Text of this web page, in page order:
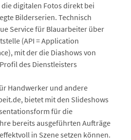
digitalen Fotos direkt bei
Bilderserien. Technisch
Service für Blauarbeiter über
(API = Application
mit der die Diashows von
des Dienstleisters
Handwerker und andere
bietet mit den Slideshows
für die
bereits ausgeführten Aufträge
in Szene setzen können.